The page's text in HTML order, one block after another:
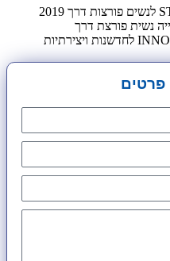
זוכת הפרס העולמי INNOVACTION לחדשנות ויצירתיות
פרטים